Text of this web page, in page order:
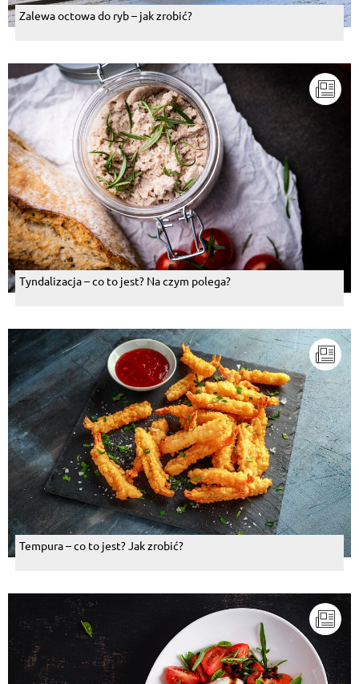
Zalewa octowa do ryb – jak zrobić?
Tyndalizacja – co to jest? Na czym polega?
Tempura – co to jest? Jak zrobić?